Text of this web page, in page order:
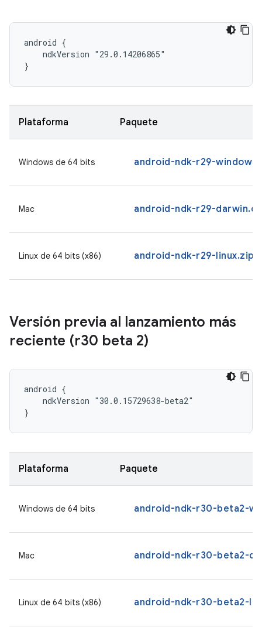
android {
    ndkVersion "29.0.14206865"
}
Plataforma Paquete
Windows de 64 bits android-ndk-r29-
Mac android-ndk-r29-
Linux de 64 bits (x86) android-ndk-r29-linux.zip
Versión previa al lanzamiento más
reciente (r30 beta 2)
android {
    ndkVersion "30.0.15729638-beta2"
}
Plataforma Paquete
Windows de 64 bits android-ndk-r30-beta2-
Mac android-ndk-r30-beta2-
Linux de 64 bits (x86) android-ndk-r30-beta2-